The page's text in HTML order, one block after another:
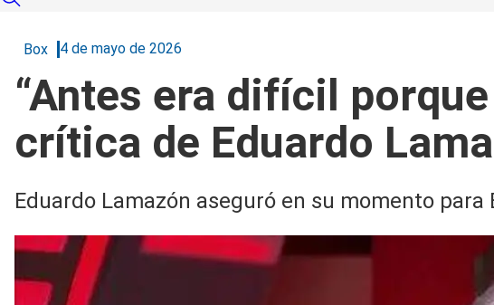
Box 4 de mayo de 2026
“Antes era difícil
crítica de Eduardo
Eduardo Lamazón aseguró en su momento